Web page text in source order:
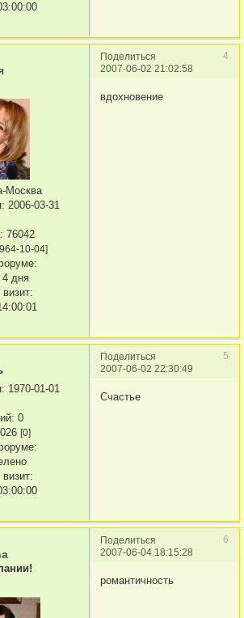
Поделиться
4
2007-06-02 21:02:58
Москва
: 2006-03-31
76042
10-04]
4 дня
вдохновение
Поделиться
5
2007-06-02 22:30:49
: 1970-01-01
0
[0]
Счастье
Поделиться
6
2007-06-04 18:15:28
романтичность